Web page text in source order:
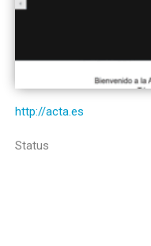
http://acta.es
Status